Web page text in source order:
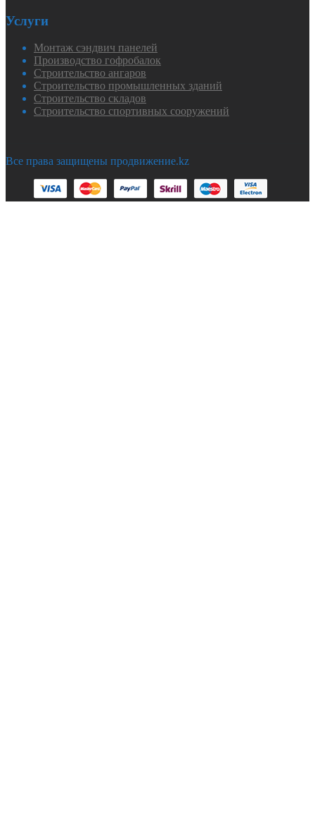
Услуги
Монтаж сэндвич панелей
Производство гофробалок
Строительство ангаров
Строительство промышленных зданий
Строительство складов
Строительство спортивных сооружений
Все права защищены продвижение.kz